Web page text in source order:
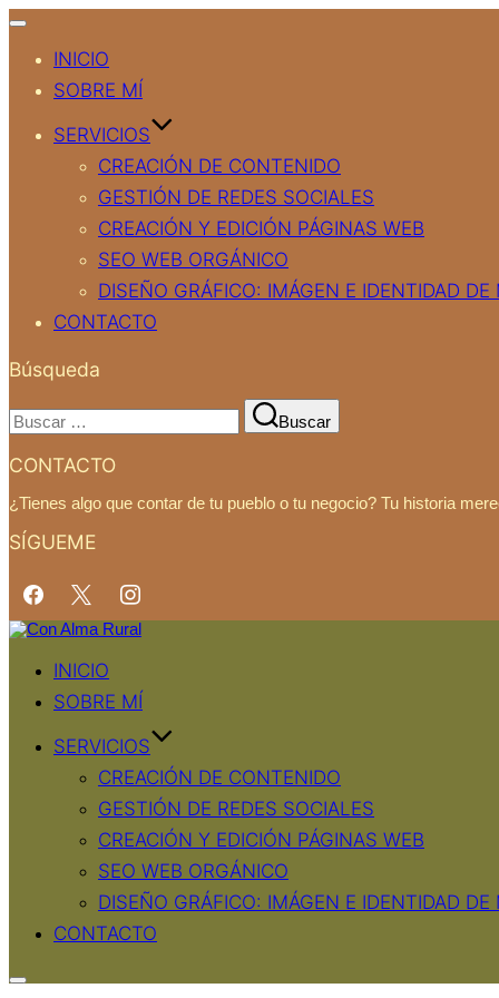
Alternar
navegación
INICIO
SOBRE MÍ
SERVICIOS
CREACIÓN DE CONTENIDO
GESTIÓN DE REDES SOCIALES
CREACIÓN Y EDICIÓN PÁGINAS WEB
SEO WEB ORGÁNICO
DISEÑO GRÁFICO: IMÁGEN E IDENTIDAD DE
CONTACTO
Búsqueda
Buscar:
Buscar
CONTACTO
¿Tienes algo que contar de tu pueblo o tu negocio? Tu historia
SÍGUEME
Saltar
al
contenidoINICIO
SOBRE MÍ
SERVICIOS
CREACIÓN DE CONTENIDO
GESTIÓN DE REDES SOCIALES
CREACIÓN Y EDICIÓN PÁGINAS WEB
SEO WEB ORGÁNICO
DISEÑO GRÁFICO: IMÁGEN E IDENTIDAD DE
CONTACTO
Alternar